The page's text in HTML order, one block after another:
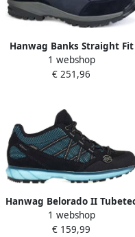
Hanwag Banks Straight Fit
Extra Lady LL
Wandelschoen Dames
1 webshop
€ 251,96
Hanwag Belorado II
GTX Wandelschoenen
Dames Zwart Blauw
1 webshop
€ 159,99